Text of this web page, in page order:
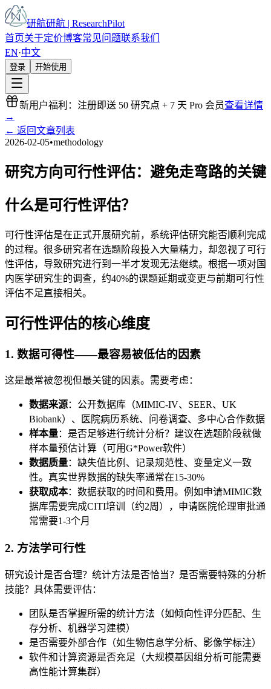
研航研航 | ResearchPilot
首页关于定价博客常见问题联系我们
EN·中文
登录 开始使用
新用户福利：注册即送 50 研究点 + 7 天 Pro 会员查看详情
→
← 返回文章列表
2026-02-05•methodology
研究方向可行性评估：避免走弯路的关键
什么是可行性评估？
可行性评估是在正式开展研究前，系统评估研究能否顺利完成
的过程。很多研究者在选题阶段投入大量精力，却忽视了可行
性评估，导致研究进行到一半才发现无法继续。根据一项对国
内医学研究生的调查，约40%的课题延期或变更与前期可行性
评估不足直接相关。
可行性评估的核心维度
1. 数据可得性——最容易被低估的因素
这是最常被忽视但最关键的因素。需要考虑：
数据来源：公开数据库（MIMIC-IV、SEER、UK
Biobank）、医院病历系统、问卷调查、多中心合作数据
样本量：是否足够进行统计分析？建议在选题阶段就做
样本量预估计算（可用G*Power软件）
数据质量：缺失值比例、记录规范性、变量定义一致
性。真实世界数据的缺失率通常在15-30%
获取成本：数据获取的时间和费用。例如申请MIMIC数
据库需要完成CITI培训（约2周），申请医院伦理审批通
常需要1-3个月
2. 方法学可行性
研究设计是否合理？统计方法是否恰当？是否需要特殊的分析
技能？具体需要评估：
团队是否掌握所需的统计方法（如倾向性评分匹配、生
存分析、机器学习建模）
是否需要外部合作（如生物信息学分析、影像学标注）
软件和计算资源是否充足（大规模基因组分析可能需要
高性能计算集群）